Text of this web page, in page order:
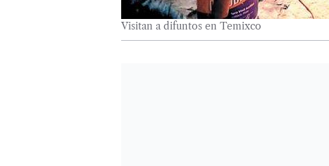
Visitan a difuntos en Temixco